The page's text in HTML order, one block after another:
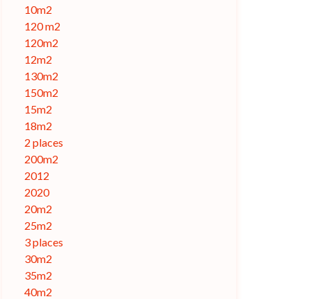
10m2
120 m2
120m2
12m2
130m2
150m2
15m2
18m2
2 places
200m2
2012
2020
20m2
25m2
3 places
30m2
35m2
40m2